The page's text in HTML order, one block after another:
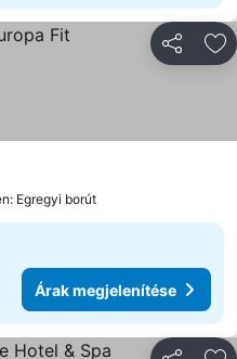
Egregyi borút
Árak megjelenítése